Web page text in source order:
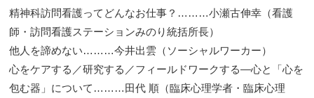
精神科訪問看護ってどんなお仕事？………小瀬古伸幸（看護
師・訪問看護ステーションみのり統括所長）
他人を諦めない………今井出雲（ソーシャルワーカー）
心をケアする／研究する／フィールドワークする―心と「心を
包む器」について………田代 順（臨床心理学者・臨床心理